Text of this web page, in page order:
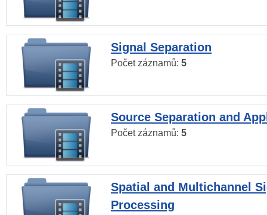
Signal Separation
Počet záznamů: 5
Source Separation and
Počet záznamů: 5
Spatial and Multichannel
Processing